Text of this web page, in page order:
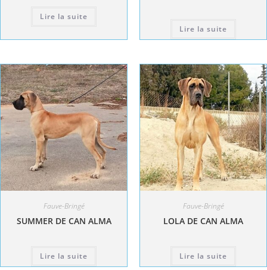
Lire la suite
Lire la suite
Fauve-Bringé
SUMMER DE CAN ALMA
Lire la suite
Fauve-Bringé
LOLA DE CAN ALMA
Lire la suite